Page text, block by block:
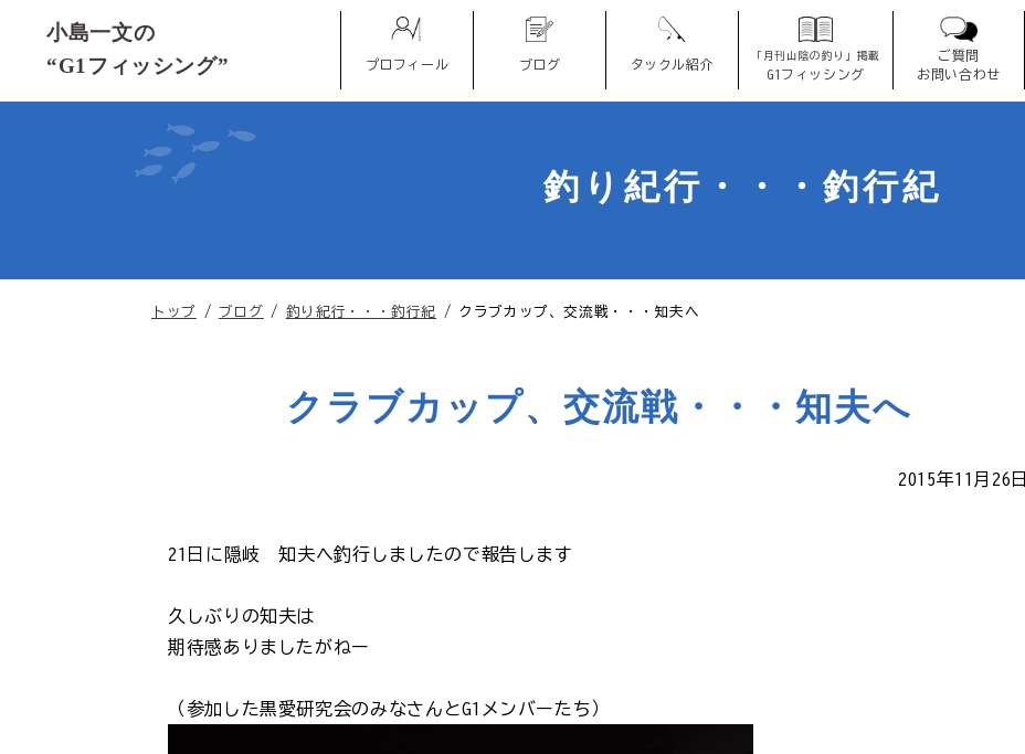
小島一文の
“G1フィッシング”
プロフィール ブログ タックル紹介
「月刊山陰の釣り」掲載
G1フィッシング
ご質問
お問い合わせ
釣り紀行・・・釣行紀
現
トップ / ブログ / 釣り紀行・・・釣行紀 / クラブカップ、交流戦・・・知夫へ
クラブカップ、交流戦・・・知夫へ
2015年11月26日
21日に隠岐 知夫へ釣行しましたので報告します
久しぶりの知夫は
期待感ありましたがねー
（参加した黒愛研究会のみなさんとG1メンバーたち）